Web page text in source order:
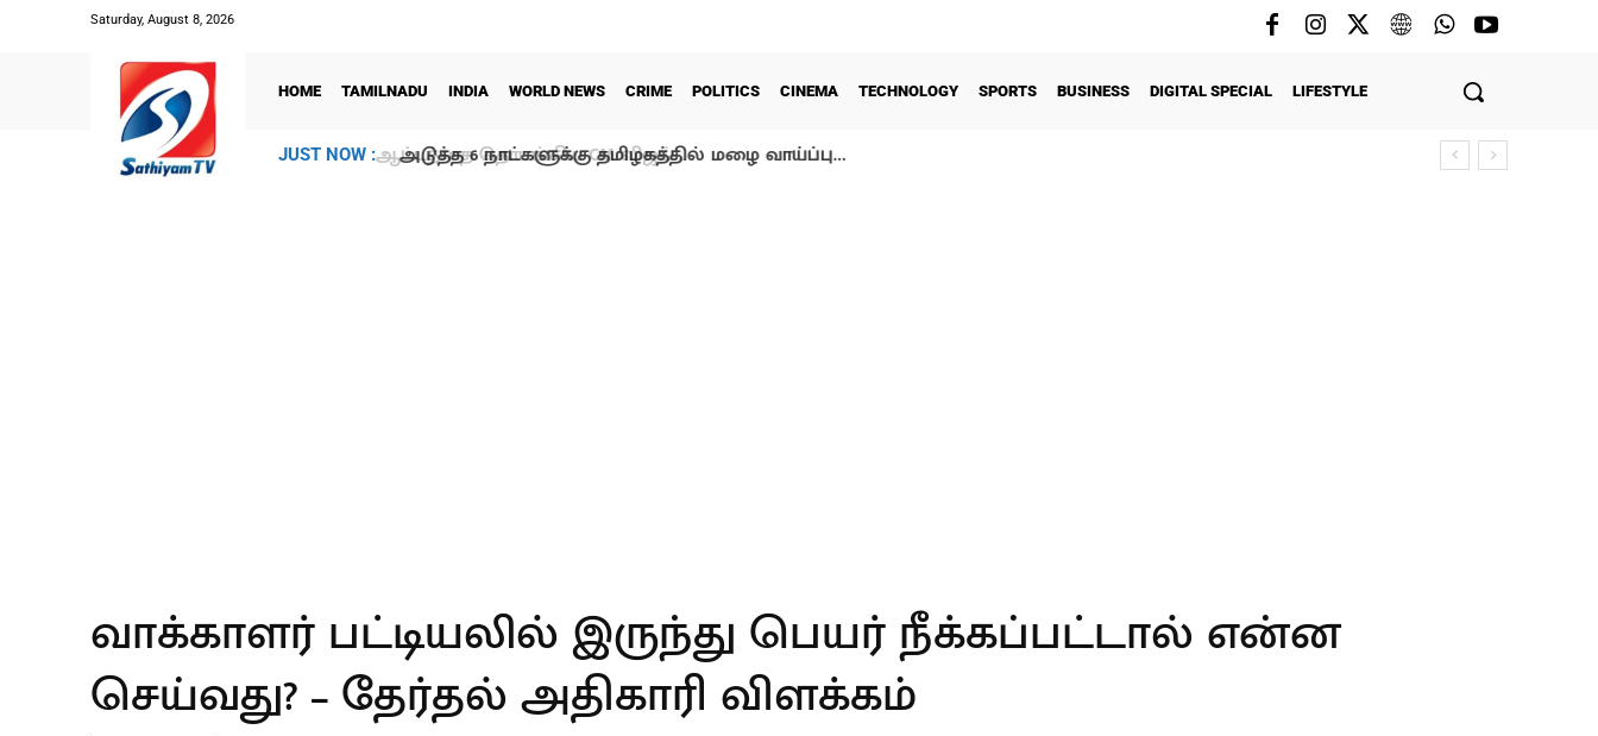
Saturday, August 8, 2026
HOME TAMILNADU INDIA WORLD NEWS CRIME POLITICS CINEMA TECHNOLOGY SPORTS BUSINESS DIGITAL SPECIAL LIFESTYLE
JUST NOW : அடுத்த 6 நாட்களுக்கு தமிழகத்தில் மழை வாய்ப்பு…
வாக்காளர் பட்டியலில் இருந்து பெயர் நீக்கப்பட்டால் என்ன
செய்வது? – தேர்தல் அதிகாரி விளக்கம்